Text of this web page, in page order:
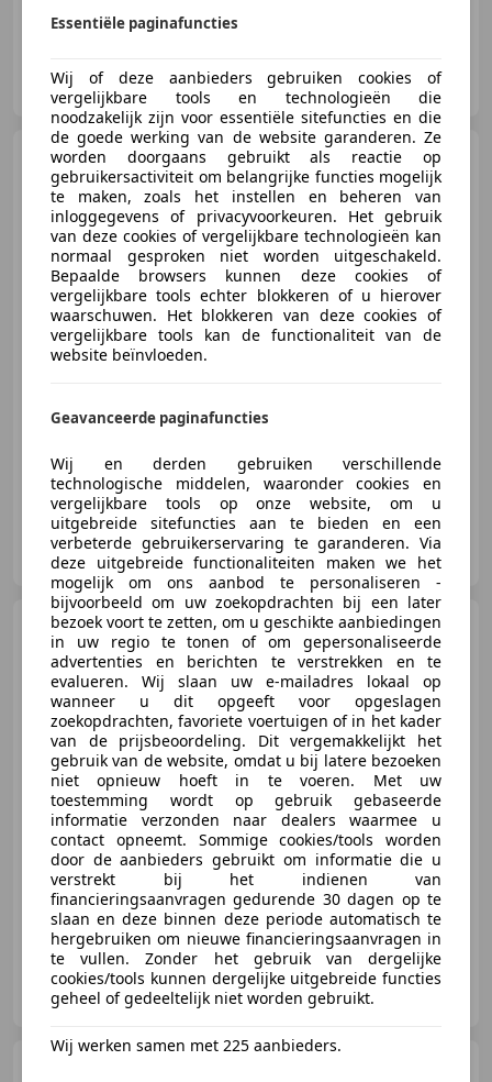
AP Car Store B.V.
NL-5705 DK HELMOND
Toyota RAV 42.5 Hybrid
Executive
€ 24.299
AP Car Store B.V.
NL-5705 DK HELMOND
Volkswagen Golf GTI2.0
TSI Clubsport Panorama Carplay
LED
€ 33.999
01/2023 66.023 km Benzine
221 kW (300 PK)
AP Car Store B.V.
NL-5705 DK HELMOND
Essentiële paginafuncties
Wij of deze aanbieders gebruiken cookies of
vergelijkbare tools en technologieën die
noodzakelijk zijn voor essentiële sitefuncties en die
de goede werking van de website garanderen. Ze
worden doorgaans gebruikt als reactie op
gebruikersactiviteit om belangrijke functies mogelijk
te maken, zoals het instellen en beheren van
inloggegevens of privacyvoorkeuren. Het gebruik
van deze cookies of vergelijkbare technologieën kan
normaal gesproken niet worden uitgeschakeld.
Bepaalde browsers kunnen deze cookies of
vergelijkbare tools echter blokkeren of u hierover
waarschuwen. Het blokkeren van deze cookies of
vergelijkbare tools kan de functionaliteit van de
website beïnvloeden.
Geavanceerde paginafuncties
Wij en derden gebruiken verschillende
technologische middelen, waaronder cookies en
vergelijkbare tools op onze website, om u
uitgebreide sitefuncties aan te bieden en een
verbeterde gebruikerservaring te garanderen. Via
deze uitgebreide functionaliteiten maken we het
mogelijk om ons aanbod te personaliseren -
bijvoorbeeld om uw zoekopdrachten bij een later
bezoek voort te zetten, om u geschikte aanbiedingen
in uw regio te tonen of om gepersonaliseerde
advertenties en berichten te verstrekken en te
evalueren. Wij slaan uw e-mailadres lokaal op
wanneer u dit opgeeft voor opgeslagen
zoekopdrachten, favoriete voertuigen of in het kader
van de prijsbeoordeling. Dit vergemakkelijkt het
gebruik van de website, omdat u bij latere bezoeken
niet opnieuw hoeft in te voeren. Met uw
toestemming wordt op gebruik gebaseerde
informatie verzonden naar dealers waarmee u
contact opneemt. Sommige cookies/tools worden
door de aanbieders gebruikt om informatie die u
verstrekt bij het indienen van
financieringsaanvragen gedurende 30 dagen op te
slaan en deze binnen deze periode automatisch te
hergebruiken om nieuwe financieringsaanvragen in
te vullen. Zonder het gebruik van dergelijke
cookies/tools kunnen dergelijke uitgebreide functies
geheel of gedeeltelijk niet worden gebruikt.
Wij werken samen met 225 aanbieders.